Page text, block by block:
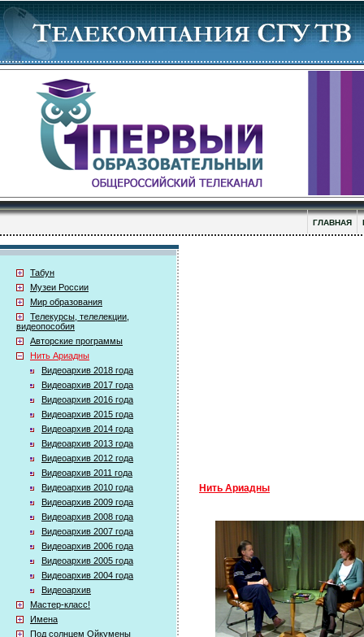
ГЛАВНАЯ
Табун
Музеи России
Мир образования
Телекурсы, телелекции,
видеопособия
Авторские программы
Нить Ариадны
Видеоархив 2018 года
Видеоархив 2017 года
Видеоархив 2016 года
Видеоархив 2015 года
Видеоархив 2014 года
Видеоархив 2013 года
Видеоархив 2012 года
Видеоархив 2011 года
Видеоархив 2010 года
Видеоархив 2009 года
Видеоархив 2008 года
Видеоархив 2007 года
Видеоархив 2006 года
Видеоархив 2005 года
Видеоархив 2004 года
Видеоархив
Мастер-класс!
Имена
Под солнцем Ойкумены
Нить Ариадны